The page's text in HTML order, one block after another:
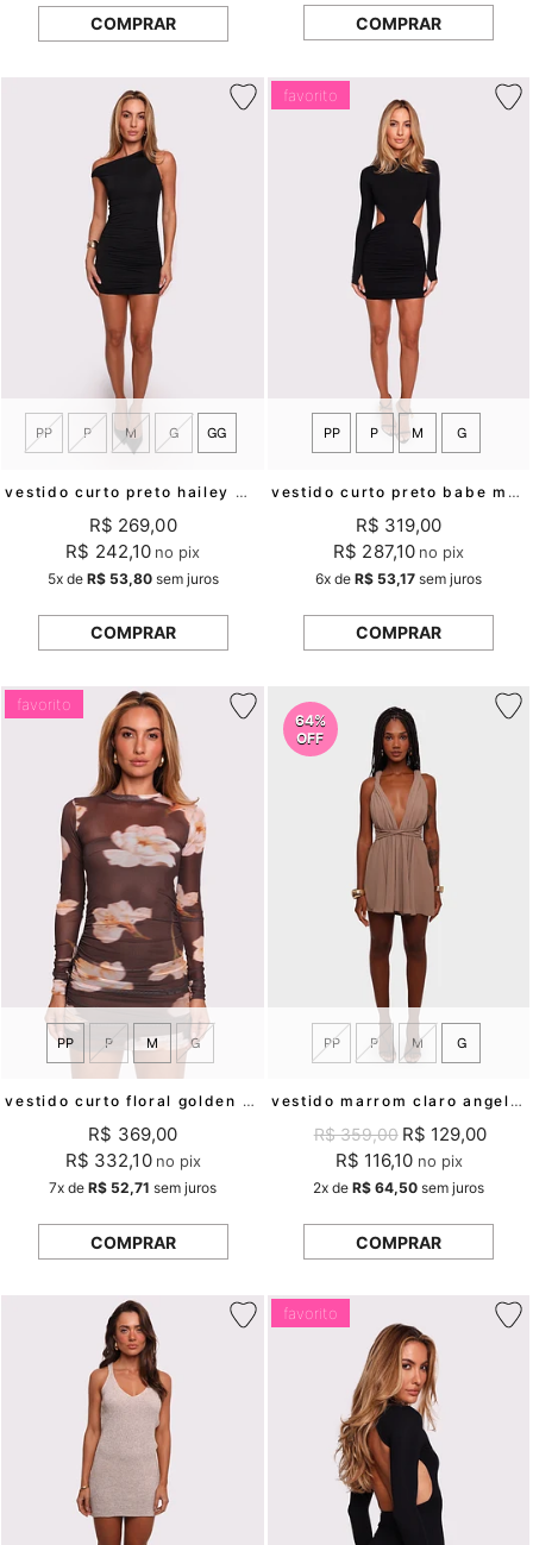
COMPRAR COMPRAR
vestido curto preto hailey mundo lolita
PP P M G GG
R$ 269,00
R$ 242,10 no pix
5xde R$ 53,80sem juros
COMPRAR
favorito
vestido curto preto babe mundo lolita
PP P M G
R$ 319,00
R$ 287,10 no pix
6x deR$ 53,17 sem juros
COMPRAR
favorito
vestido curto floral golden grove mundo lolita
PP P M G
R$ 369,00
R$ 332,10 no pix
7x deR$ 52,71 sem juros
COMPRAR
64%
OFF
vestido marrom claro angel aura mundo lolita
PP P M G
R$ 359,00 R$ 129,00
R$ 116,10 no pix
2x deR$ 64,50 sem juros
COMPRAR
favorito